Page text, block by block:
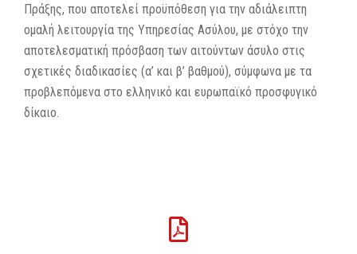
Πράξης, που αποτελεί προϋπόθεση για την αδιάλειπτη
ομαλή λειτουργία της Υπηρεσίας Ασύλου, με στόχο την
αποτελεσματική πρόσβαση των αιτούντων άσυλο στις
σχετικές διαδικασίες (α’ και β’ βαθμού), σύμφωνα με τα
προβλεπόμενα στο ελληνικό και ευρωπαϊκό προσφυγικό
δίκαιο.